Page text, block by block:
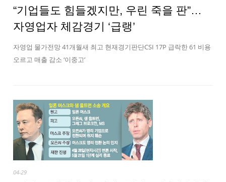
“기업들도 힘들겠지만, 우린 죽을 판”…
자영업자 체감경기 ‘급랭’
자영업 물가전망 41개월새 최고 현재경기판단CSI 17P 급락한 61 비용
오르고 매출 감소 ‘이중고’
04-29